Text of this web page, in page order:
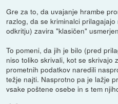
Gre za to, da uvajanje hrambe
razlog, da se kriminalci
odkritju) zavira "klasičen"
To pomeni, da jih je bilo (pred
niso toliko skrivali, kot se skrivajo
prometnih podatkov naredili
težje najti. Nasprotno pa je lažje
vsake poštene osebe in s tem